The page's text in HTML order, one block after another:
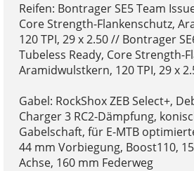
Reifen: Bontrager SE5 Team
Core Strength-Flankenschutz,
120 TPI, 29 x 2.50 // Bontrager
Tubeless Ready, Core Strength-
Aramidwulstkern, 120 TPI, 29 x
Gabel: RockShox ZEB Select+,
Charger 3 RC2-Dämpfung,
Gabelschaft, für E-MTB
44 mm Vorbiegung, Boost110,
Achse, 160 mm Federweg